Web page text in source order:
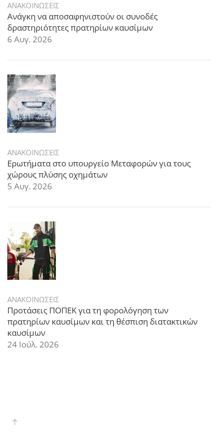
ΑΝΑΚΟΙΝΩΣΕΙΣ
Ανάγκη να αποσαφηνιστούν οι συνοδές
δραστηριότητες πρατηρίων καυσίμων
6 Αυγ. 2026
ΑΝΑΚΟΙΝΩΣΕΙΣ
Ερωτήματα στο υπουργείο Μεταφορών για τους
χώρους πλύσης οχημάτων
5 Αυγ. 2026
ΑΝΑΚΟΙΝΩΣΕΙΣ
Προτάσεις ΠΟΠΕΚ για τη φορολόγηση των
πρατηρίων καυσίμων και τη θέσπιση διατακτικών
καυσίμων
24 Ιούλ. 2026